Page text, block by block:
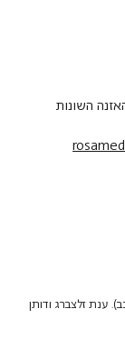
השונות
ענת זלצברג ודותן